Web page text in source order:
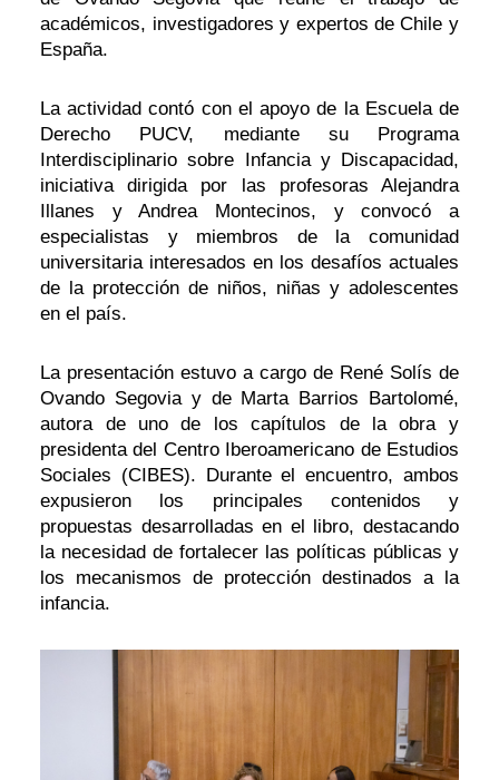
académicos, investigadores y expertos de Chile y
España.
La actividad contó con el apoyo de la Escuela de
Derecho PUCV, mediante su Programa
Interdisciplinario sobre Infancia y Discapacidad,
iniciativa dirigida por las profesoras Alejandra
Illanes y Andrea Montecinos, y convocó a
especialistas y miembros de la comunidad
universitaria interesados en los desafíos actuales
de la protección de niños, niñas y adolescentes
en el país.
La presentación estuvo a cargo de René Solís de
Ovando Segovia y de Marta Barrios Bartolomé,
autora de uno de los capítulos de la obra y
presidenta del Centro Iberoamericano de Estudios
Sociales (CIBES). Durante el encuentro, ambos
expusieron los principales contenidos y
propuestas desarrolladas en el libro, destacando
la necesidad de fortalecer las políticas públicas y
los mecanismos de protección destinados a la
infancia.